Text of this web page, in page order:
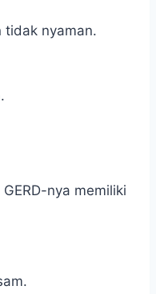
tidak nyaman.
nya memiliki